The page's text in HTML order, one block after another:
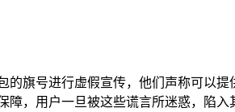
旗号进行虚假宣传，他们声称可以
，用户一旦被这些谎言所迷惑，陷